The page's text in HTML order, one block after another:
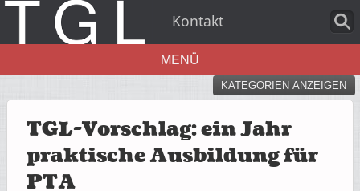
Kontakt
MENÜ
KATEGORIEN ANZEIGEN
TGL-Vorschlag: ein Jahr
praktische Ausbildung für
PTA